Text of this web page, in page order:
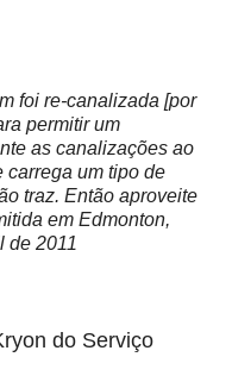
foi re-canalizada [por
permitir um
as canalizações ao
carrega um tipo de
traz. Então aproveite
em Edmonton,
de 2011
do Serviço